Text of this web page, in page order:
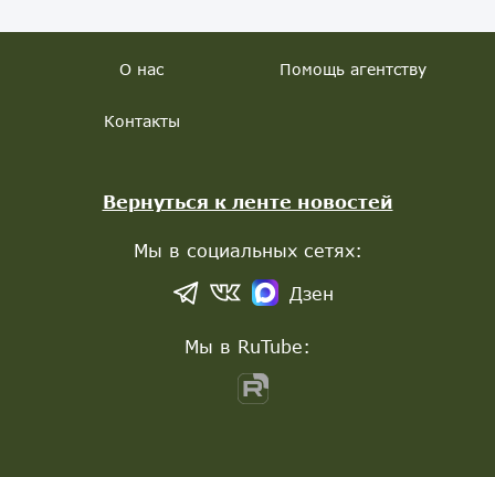
О нас Помощь агентству
Контакты
Вернуться к ленте новостей
Мы в социальных сетях:
Дзен
Мы в RuTube: